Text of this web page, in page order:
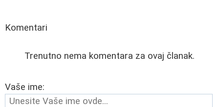
Komentari
Trenutno nema komentara za ovaj članak.
Vaše ime: